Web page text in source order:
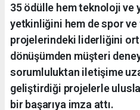
35 ödülle hem teknoloji ve
yetkinliğini hem de spor
projelerindeki liderliğini
dönüşümden müşteri
sorumluluktan iletişime
geliştirdiği projelerle
bir başarıya imza attı.